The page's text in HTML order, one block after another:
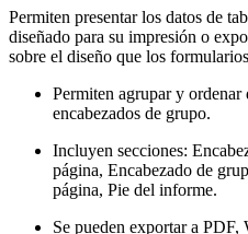
Permiten presentar los datos de
diseñado para su impresión o
sobre el diseño que los
Permiten agrupar y ordenar
encabezados de grupo.
Incluyen secciones:
página, Encabezado de
página, Pie del informe.
Se pueden exportar a